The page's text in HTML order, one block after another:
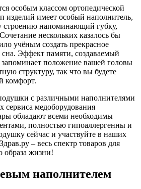
особым классом ортопедической
имеет особый наполнитель,
строению напоминающий губку,
нескольких казалось бы
учёным создать прекрасное
сна. Эффект памяти, создаваемый
положение вашей головы
структуру, так что вы будете
комфорт.
с различными наполнителями
сервиса медоборудования
обладают всеми необходимы
полностью гипоаллергенны и
сейчас и участвуйте в наших
– весь спектр товаров для
образа жизни!
наполнителем